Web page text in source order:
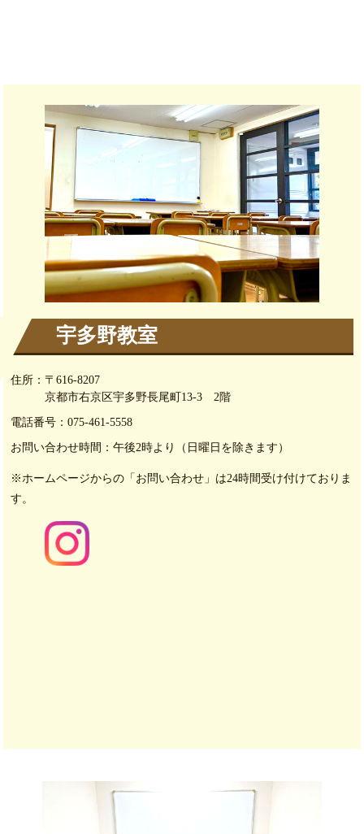
宇多野教室
住所： 〒616-8207
京都市右京区宇多野長尾町13-3 2階
電話番号：075-461-5558
お問い合わせ時間：午後2時より（日曜日を除きます）
※ホームページからの「お問い合わせ」は24時間受け付けておりま
す。